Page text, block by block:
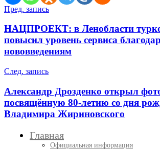
Навигация
по
записям
Пред. запись
НАЦПРОЕКТ: в Ленобласти
повысил уровень сервиса
нововведениям
След. запись
Александр Дрозденко открыл
посвящённую 80-летию со дня
Владимира Жириновского
Главная
Официальная информация